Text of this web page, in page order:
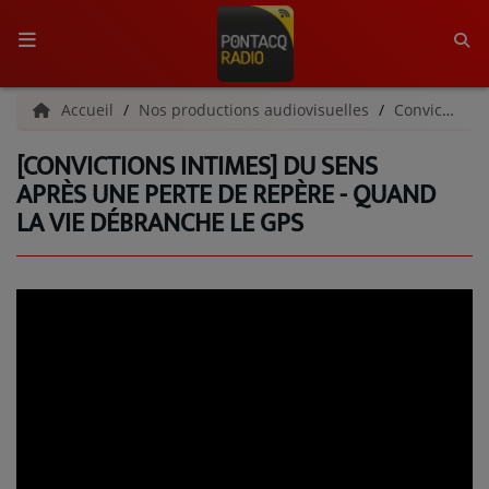
ACCUEIL
RADIO
QUI SOMMES-NOUS ?
L'ÉQUIPE
Accueil Nos productions audiovisuelles Convictions Intimes
[CONVICTIONS INTIMES] DU SENS
APRÈS UNE PERTE DE REPÈRE - QUAND
LA VIE DÉBRANCHE LE GPS